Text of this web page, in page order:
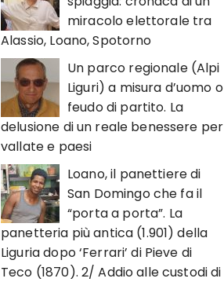
miracolo elettorale tra
Alassio, Loano, Spotorno
Un parco regionale (Alpi
Liguri) a misura d’uomo o
feudo di partito. La
delusione di un reale benessere per
vallate e paesi
Loano, il panettiere di
San Domingo che fa il
“porta a porta”. La
panetteria più antica (1.901) della
Liguria dopo ‘Ferrari’ di Pieve di
Teco (1870). 2/ Addio alle custodi di